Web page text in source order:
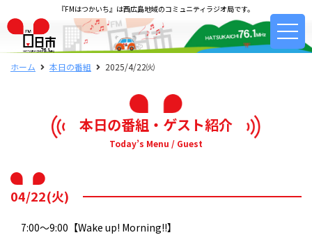
『FMはつかいち』は西広島地域のコミュニティラジオ局です。
ホーム 本日の番組 2025/4/22㈫
本日の番組・ゲスト紹介
Today’s Menu / Guest
04/22(火)
7:00～9:00【Wake up! Morning!!】